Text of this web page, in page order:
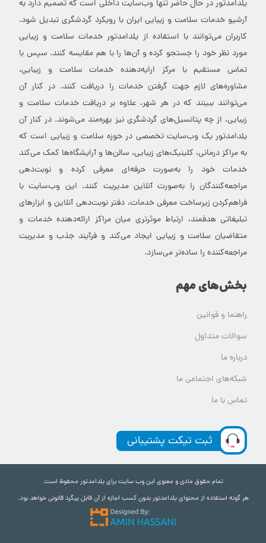
یلدامدتور در حال حاضر تنها وب‌سایت داخلی است که تصمیم دارد به
آرشیو خدمات سلامت و زیبایی ایران با رویکرد گردشگری تبدیل شود.
کاربران می‌توانند با استفاده از یلدامدتور خدمات سلامت و زیبایی
مورد نظر خود را جستجو کرده و آن‌ها را با هم مقایسه کنند. سپس با
تماس مستقیم با مرکز ارایه‌دهنده خدمات سلامت و زیبایی،
مشاوره‌های لازم جهت گرفتن خدمات را دریافت کنند. در کنار آن
می‌توانند ببینند که در هر شهر، علاوه بر دریافت خدمات سلامت و
زیبایی، از چه پتانسیل‌های گردشگری نیز بهره‌مند می‌شوند. در کنار آن
یلدامدتور یک وب‌سایت تخصصی در حوزه سلامت و زیبایی است که
به مراکز درمانی، کلینیک‌های زیبایی، سالن‌ها و آرایشگاه‌ها کمک می‌کند
خدمات خود را به‌صورت حرفه‌ای معرفی کرده و نوبت‌دهی
مراجعه‌کنندگان را به‌صورت آنلاین مدیریت کنند. این وب‌سایت با
فراهم‌کردن زیرساخت معرفی خدمات، دفتر نوبت‌دهی آنلاین و ابزارهای
تبلیغاتی هدفمند، ارتباط موثرتری میان مراکز ارائه‌دهنده خدمات و
متقاضیان سلامت و زیبایی ایجاد می‌کند و فرآیند جذب و مدیریت
مراجعه‌کننده را ساده‌تر می‌سازد.
بخش‌های مهم
راهنما و قوانین
سوالات متداول
درباره ما
شبکه‌های اجتماعی ما
تماس با ما
ثبت تیکت پشتیبانی
تمام حقوق مادی و معنوی این وب سایت برای یلدامدتور محفوظ است.
هر گونه استفاده از محتوای یلدامدتور بدون کسب اجازه از آن قابل پیگرد قانونی خواهد بود.